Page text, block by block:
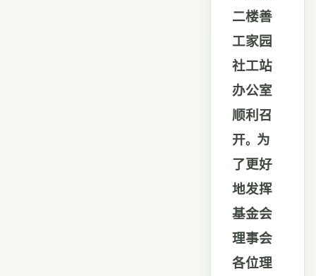
二楼善
工家园
社工站
办公室
顺利召
开。 为
了更好
地发挥
基金会
理事会
各位理